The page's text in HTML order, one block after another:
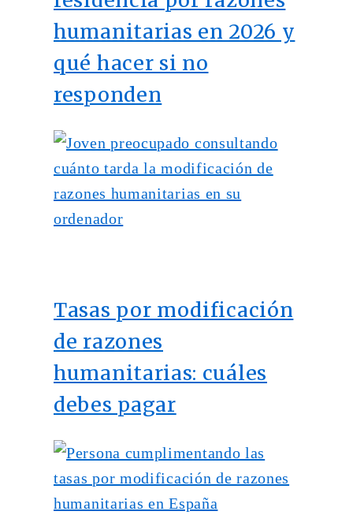
humanitarias en 2026 y
qué hacer si no
responden
Tasas por modificación
de razones
humanitarias: cuáles
debes pagar